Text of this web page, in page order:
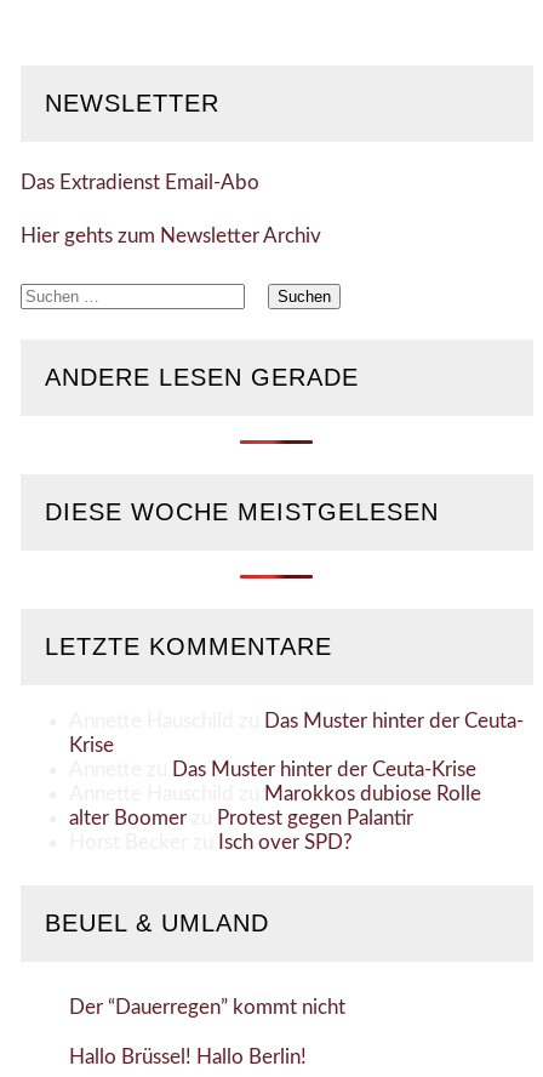
NEWSLETTER
Das Extradienst Email-Abo
Hier gehts zum Newsletter Archiv
Suchen
ANDERE LESEN GERADE
DIESE WOCHE MEISTGELESEN
LETZTE KOMMENTARE
Das Muster hinter der Ceuta-
Krise
Das Muster hinter der Ceuta-Krise
Marokkos dubiose Rolle
alter Boomerzu
Protest gegen Palantir
Isch over SPD?
BEUEL & UMLAND
Der “Dauerregen” kommt nicht
Hallo Brüssel! Hallo Berlin!